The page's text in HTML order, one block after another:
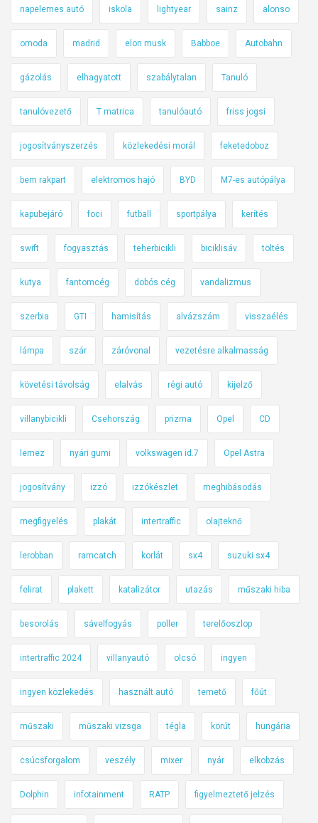
napelemes autó iskola lightyear sainz alonso
omoda madrid elon musk Babboe Autobahn
gázolás elhagyatott szabálytalan Tanuló
tanulóvezető T matrica tanulóautó friss jogsi
jogosítványszerzés közlekedési morál feketedoboz
bem rakpart elektromos hajó BYD M7-es autópálya
kapubejáró foci futball sportpálya kerítés
swift fogyasztás teherbicikli biciklisáv töltés
kutya fantomcég dobós cég vandalizmus
szerbia GTI hamisítás alvázszám visszaélés
lámpa szár záróvonal vezetésre alkalmasság
követési távolság elalvás régi autó kijelző
villanybicikli Csehország prizma Opel CD
lemez nyári gumi volkswagen id.7 Opel Astra
jogosítvány izzó izzókészlet meghibásodás
megfigyelés plakát intertraffic olajteknő
lerobban ramcatch korlát sx4 suzuki sx4
felirat plakett katalizátor utazás műszaki hiba
besorolás sávelfogyás poller terelőoszlop
intertraffic 2024 villanyautó olcsó ingyen
ingyen közlekedés használt autó temető főút
műszaki műszaki vizsga tégla körút hungária
csúcsforgalom veszély mixer nyár elkobzás
Dolphin infotainment RATP figyelmeztető jelzés